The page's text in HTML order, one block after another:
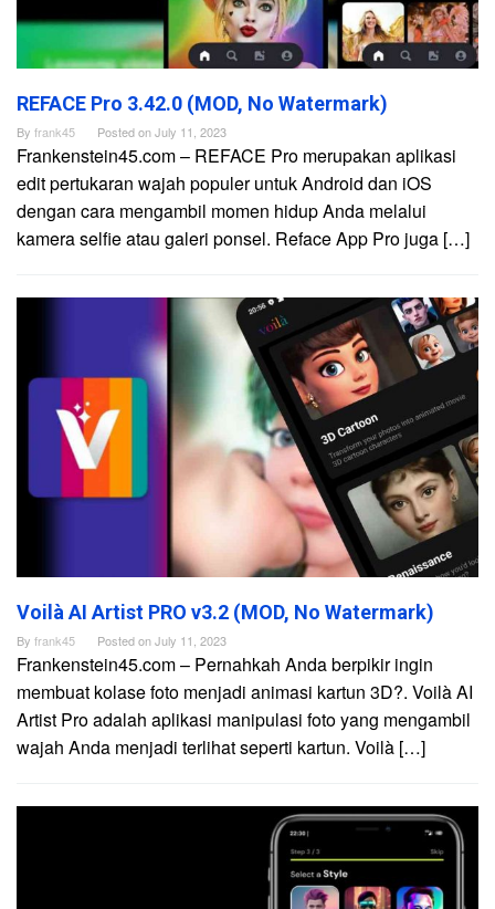
REFACE Pro 3.42.0 (MOD, No Watermark)
By frank45 Posted onJuly 11, 2023
Frankenstein45.com – REFACE Pro merupakan aplikasi
edit pertukaran wajah populer untuk Android dan iOS
dengan cara mengambil momen hidup Anda melalui
kamera selfie atau galeri ponsel. Reface App Pro juga […]
Voilà AI Artist PRO v3.2 (MOD, No Watermark)
By frank45 Posted onJuly 11, 2023
Frankenstein45.com – Pernahkah Anda berpikir ingin
membuat kolase foto menjadi animasi kartun 3D?. Voilà AI
Artist Pro adalah aplikasi manipulasi foto yang mengambil
wajah Anda menjadi terlihat seperti kartun. Voilà […]